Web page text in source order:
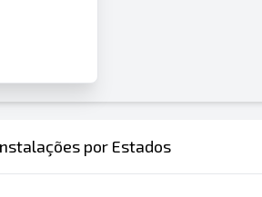
por Estados